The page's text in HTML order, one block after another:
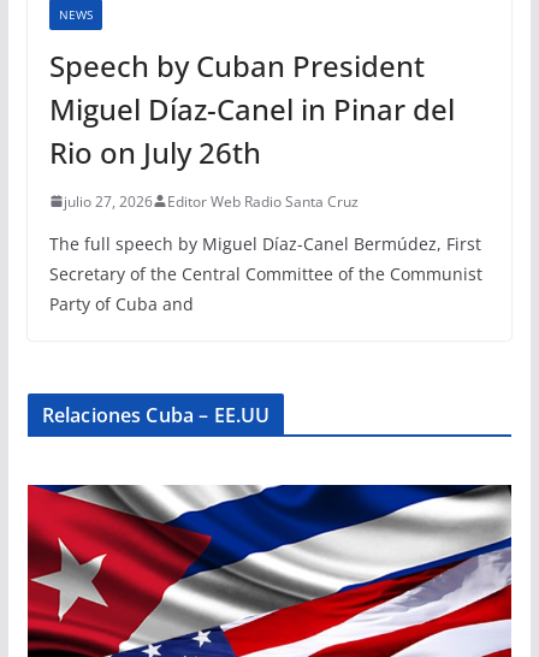
NEWS
Speech by Cuban President
Miguel Díaz-Canel in Pinar del
Rio on July 26th
julio 27, 2026 Editor Web Radio Santa Cruz
The full speech by Miguel Díaz-Canel Bermúdez, First
Secretary of the Central Committee of the Communist
Party of Cuba and
Relaciones Cuba – EE.UU